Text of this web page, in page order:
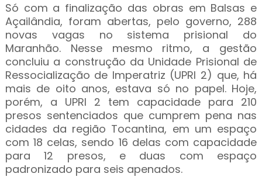
Só com a finalização das obras em Balsas e
Açailândia, foram abertas, pelo governo, 288
novas vagas no sistema prisional do
Maranhão. Nesse mesmo ritmo, a gestão
concluiu a construção da Unidade Prisional de
Ressocialização de Imperatriz (UPRI 2) que, há
mais de oito anos, estava só no papel. Hoje,
porém, a UPRI 2 tem capacidade para 210
presos sentenciados que cumprem pena nas
cidades da região Tocantina, em um espaço
com 18 celas, sendo 16 delas com capacidade
para 12 presos, e duas com espaço
padronizado para seis apenados.